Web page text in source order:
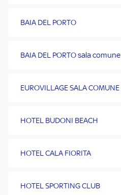
BAIA DEL PORTO
BAIA DEL PORTO sala comune
EUROVILLAGE SALA COMUNE
HOTEL BUDONI BEACH
HOTEL CALA FIORITA
HOTEL SPORTING CLUB